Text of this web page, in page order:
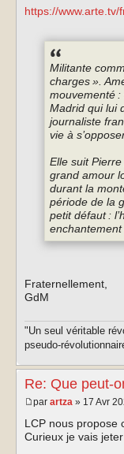
https://
Militante
charges ».
mouvementé :
Madrid qui lui
journaliste
vie à
Elle suit
grand amour
durant la
période de la
petit défaut :
Fraternellement,
GdM
"Un seul véritable
pseudo-
Re: Que peut-
par artza » 17 Avr
LCP nous propose
Curieux je vais